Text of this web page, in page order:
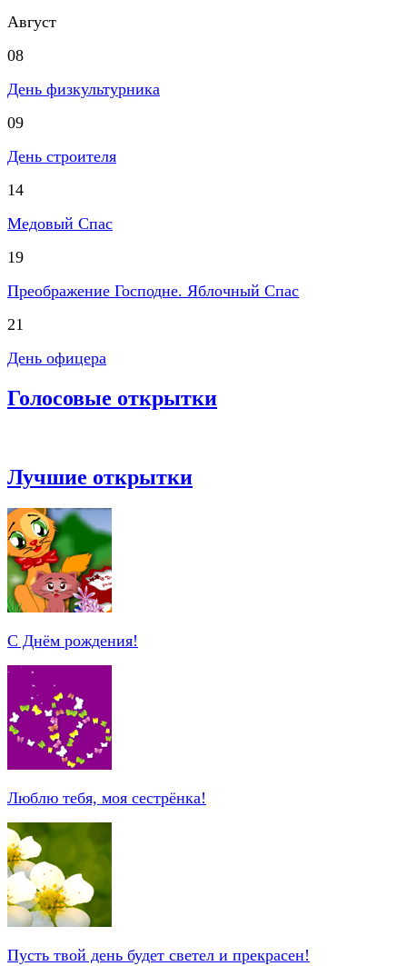
Август
08
День физкультурника
09
День строителя
14
Медовый Спас
19
Преображение Господне. Яблочный Спас
21
День офицера
Голосовые открытки
Лучшие открытки
С Днём рождения!
Люблю тебя, моя сестрёнка!
Пусть твой день будет светел и прекрасен!